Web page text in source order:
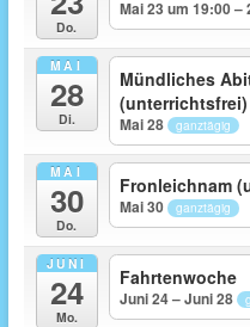
Do.
Mai 23 um 19:00 –
MAI
28
Di.
Mündliches
(unterrichtsfrei)
Mai 28 ganztägig
MAI
30
Do.
Fronleichnam
Mai 30 ganztägig
JUNI
24
Mo.
Fahrtenwoche
Juni 24 – Juni 28